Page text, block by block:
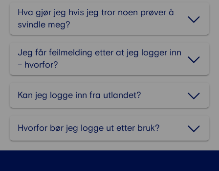
Hva gjør jeg hvis jeg tror noen prøver å
svindle meg?
Jeg får feilmelding etter at jeg logger inn
– hvorfor?
Kan jeg logge inn fra utlandet?
Hvorfor bør jeg logge ut etter bruk?